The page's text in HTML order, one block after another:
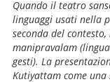
Quando il teatro
linguaggi usati nella
seconda del
manipravalam
gesti). La
Kutiyattam come